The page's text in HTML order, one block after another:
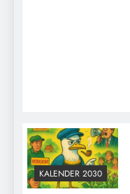
KALENDER 2030